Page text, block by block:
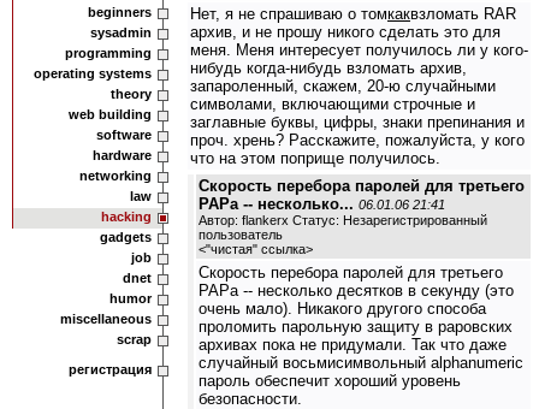
beginners
sysadmin
programming
operating systems
theory
web building
software
hardware
networking
law
hacking
gadgets
job
dnet
humor
miscellaneous
scrap
регистрация
Нет, я не спрашиваю о томкаквзломать RAR
архив, и не прошу никого сделать это для
меня. Меня интересует получилось ли у кого-
нибудь когда-нибудь взломать архив,
запароленный, скажем, 20-ю случайными
символами, включающими строчные и
заглавные буквы, цифры, знаки препинания и
проч. хрень? Расскажите, пожалуйста, у кого
что на этом поприще получилось.
Скорость перебора паролей для третьего
РАРа -- несколько... 06.01.06 21:41
Автор: flankerx Статус: Незарегистрированный
пользователь
<"чистая" ссылка>
Скорость перебора паролей для третьего
РАРа -- несколько десятков в секунду (это
очень мало). Никакого другого способа
проломить парольную защиту в раровских
архивах пока не придумали. Так что даже
случайный восьмисимвольный alphanumeric
пароль обеспечит хороший уровень
безопасности.